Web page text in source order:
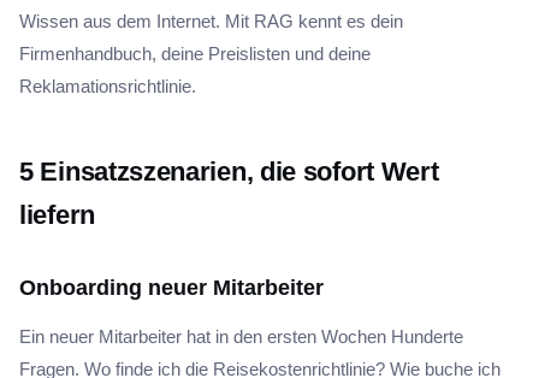
Wissen aus dem Internet. Mit RAG kennt es dein
Firmenhandbuch, deine Preislisten und deine
Reklamationsrichtlinie.
5 Einsatzszenarien, die sofort Wert
liefern
Onboarding neuer Mitarbeiter
Ein neuer Mitarbeiter hat in den ersten Wochen Hunderte
Fragen. Wo finde ich die Reisekostenrichtlinie? Wie buche ich